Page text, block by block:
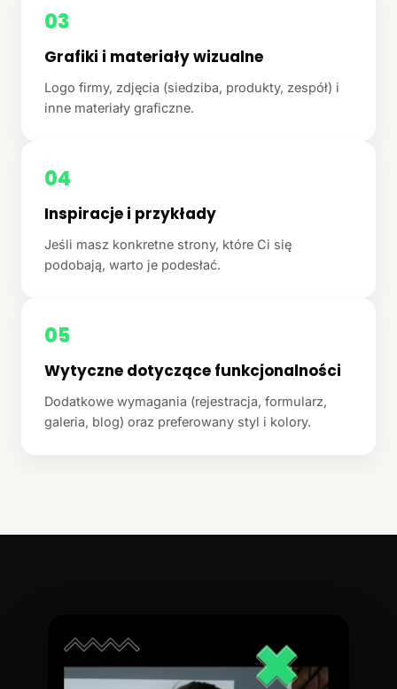
03
Grafiki i materiały wizualne
Logo firmy, zdjęcia (siedziba, produkty, zespół) i
inne materiały graficzne.
04
Inspiracje i przykłady
Jeśli masz konkretne strony, które Ci się
podobają, warto je podesłać.
05
Wytyczne dotyczące funkcjonalności
Dodatkowe wymagania (rejestracja, formularz,
galeria, blog) oraz preferowany styl i kolory.